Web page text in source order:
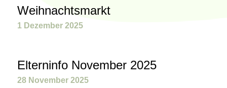
Weihnachtsmarkt
1 Dezember 2025
Elterninfo November 2025
28 November 2025